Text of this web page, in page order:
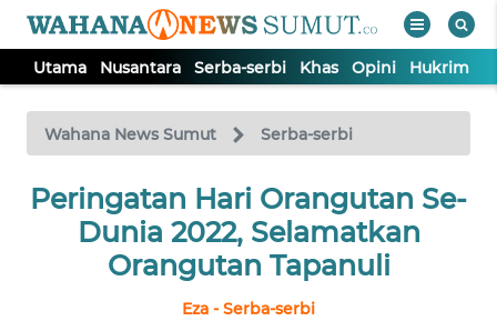
Utama Nusantara Serba-serbi Khas Opini Hukrim
Wahana News Sumut Serba-serbi
Peringatan Hari Orangutan Se-
Dunia 2022, Selamatkan
Orangutan Tapanuli
Eza - Serba-serbi
TV
Tutup
UTAMA
NUSANTARA